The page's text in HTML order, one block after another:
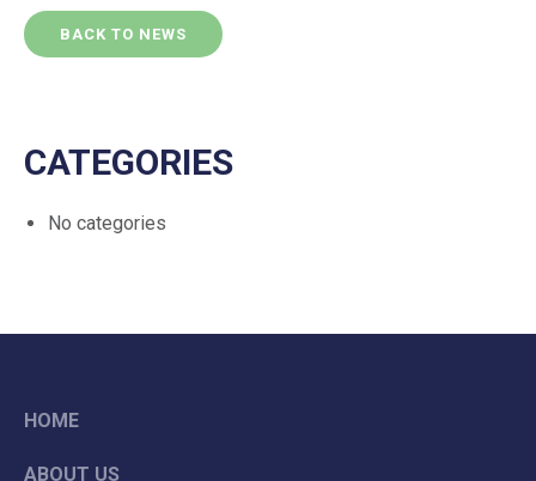
BACK TO NEWS
CATEGORIES
No categories
HOME
ABOUT US